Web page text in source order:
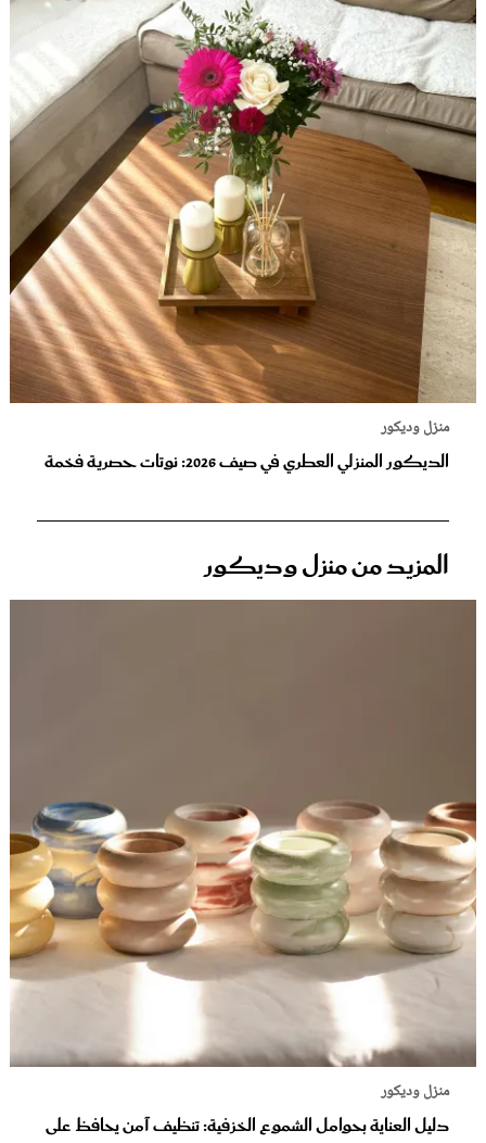
منزل وديكور
الديكور المنزلي العطري في صيف 2026: نوتات حصرية فخمة
المزيد من منزل وديكور
منزل وديكور
دليل العناية بحوامل الشموع الخزفية: تنظيف آمن يحافظ على